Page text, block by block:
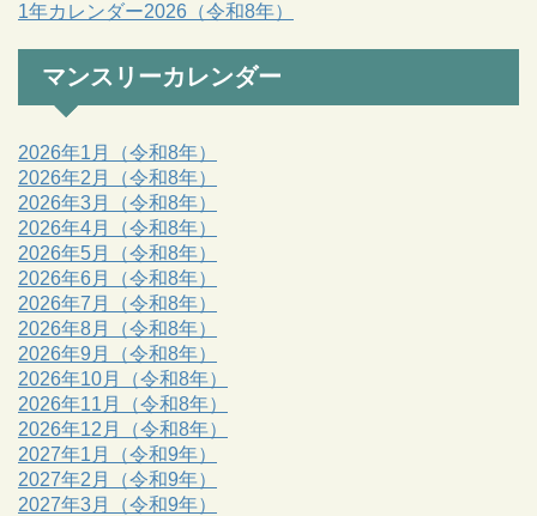
1年カレンダー2026（令和8年）
マンスリーカレンダー
2026年1月（令和8年）
2026年2月（令和8年）
2026年3月（令和8年）
2026年4月（令和8年）
2026年5月（令和8年）
2026年6月（令和8年）
2026年7月（令和8年）
2026年8月（令和8年）
2026年9月（令和8年）
2026年10月（令和8年）
2026年11月（令和8年）
2026年12月（令和8年）
2027年1月（令和9年）
2027年2月（令和9年）
2027年3月（令和9年）